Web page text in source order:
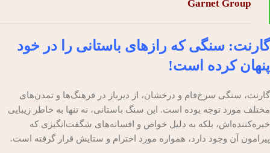
Garnet Group
گارنت: سنگی که رازهای باستانی را در خود
پنهان کرده است!
گارنت، سنگی سرخ‌فام و درخشان، از دیرباز در فرهنگ‌ها و تمدن‌های
مختلف مورد توجه بوده است. این سنگ باستانی، نه تنها به خاطر زیبایی
خیره‌کننده‌اش، بلکه به دلیل خواص و افسانه‌های شگفت‌انگیزی که
پیرامون آن وجود دارد، همواره مورد احترام و ستایش قرار گرفته است.